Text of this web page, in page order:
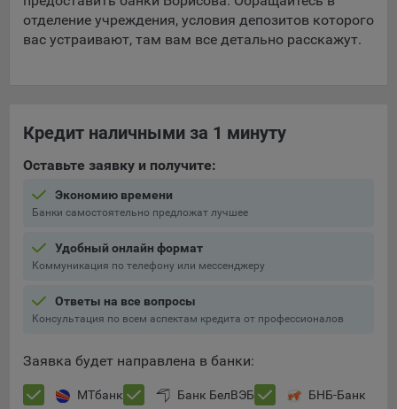
отделение учреждения, условия депозитов которого
вас устраивают, там вам все детально расскажут.
Кредит наличными за 1 минуту
Оставьте заявку и получите:
Экономию времени
Банки самостоятельно предложат лучшее
Удобный онлайн формат
Коммуникация по телефону или мессенджеру
Ответы на все вопросы
Консультация по всем аспектам кредита от профессионалов
Заявка будет направлена в банки:
МТбанк Банк БелВЭБ БНБ-Банк